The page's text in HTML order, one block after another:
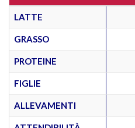
LATTE
GRASSO
PROTEINE
FIGLIE
ALLEVAMENTI